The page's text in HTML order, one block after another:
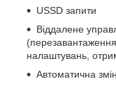
USSD запити
Віддалене
налаштувань,
Автоматична